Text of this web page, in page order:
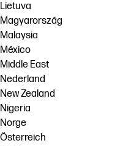
Lietuva
Magyarország
Malaysia
México
Middle East
Nederland
New Zealand
Nigeria
Norge
Österreich